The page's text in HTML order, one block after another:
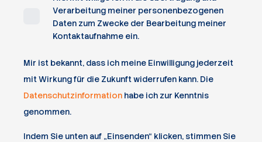
Verarbeitung meiner personenbezogenen
Daten zum Zwecke der Bearbeitung meiner
Kontaktaufnahme ein.
Mir ist bekannt, dass ich meine Einwilligung jederzeit
mit Wirkung für die Zukunft widerrufen kann. Die
Datenschutzinformation habe ich zur Kenntnis
genommen.
Indem Sie unten auf „Einsenden“ klicken, stimmen Sie